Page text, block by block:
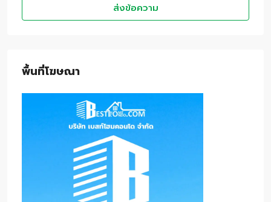
ส่งข้อความ
พื้นที่โฆษณา